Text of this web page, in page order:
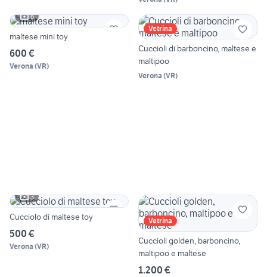
6
maltese mini toy
600 €
Verona (VR)
Vetrina
Cuccioli di barboncino, maltese e
maltipoo
Verona (VR)
3
Cucciolo di maltese toy
500 €
Verona (VR)
Vetrina
Cuccioli golden, barboncino,
maltipoo e maltese
1.200 €